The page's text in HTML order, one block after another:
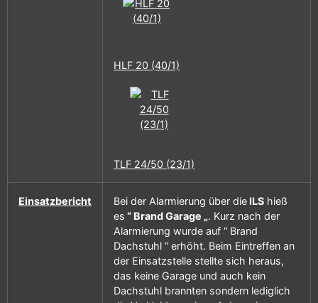
HLF 20 (40/1)
TLF 24/50 (23/1)
Einsatzbericht Bei der Alarmierung über die ILS hieß
es “ Brand Garage „. Kurz nach der
Alarmierung wurde auf “ Brand
Dachstuhl “ erhöht. Beim Eintreffen an
der Einsatzstelle stellte sich heraus,
das keine Garage und auch kein
Dachstuhl brannten sondern lediglich